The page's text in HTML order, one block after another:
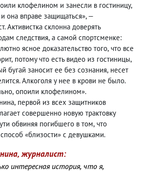
клофелином и занесли в гостиницу,
она вправе защищаться», —
Активистка склонна доверять
следствия, а самой спортсменке:
ясное доказательство того, что все
, потому что есть видео из гостиницы,
бугай заносит ее без сознания, несет
Алкоголя у нее в крови не было.
, опоили клофелином».
, первой из всех защитников
совершенно новую трактовку
обвиняя погибшего в том, что
«близости» с девушками.
, журналист:
интересная история, что я,